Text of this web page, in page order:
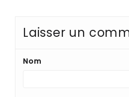
Laisser un
Nom